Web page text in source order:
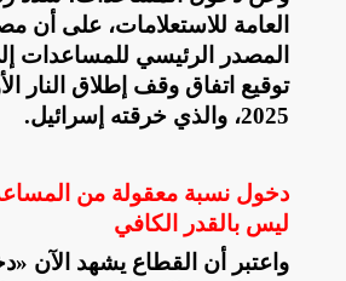
العامة للاستعلامات، على أن
المصدر الرئيسي للمساعدات
توقيع اتفاق وقف إطلاق النار
2025، والذي خرقته إسرائيل
.
دخول نسبة معقولة من
ليس بالقدر الكافي
واعتبر أن القطاع يشهد الآن